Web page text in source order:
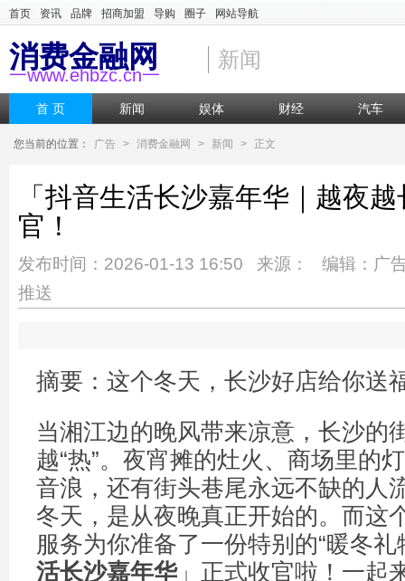
首页 资讯 品牌 招商加盟 导购 圈子 网站导航
消费金融网
一www.ehbzc.cn一
新闻
首 页 新闻 娱体 财经 汽车
您当前的位置： 广告 > 消费金融网 > 新闻 > 正文
「抖音生活长沙嘉年华｜越夜
官！
发布时间：2026-01-13 16:50 来源： 编辑：广
推送
摘要：这个冬天，长沙好店给你送
当湘江边的晚风带来凉意，长沙的
越“热”。夜宵摊的灶火、商场里的
音浪，还有街头巷尾永远不缺的
冬天，是从夜晚真正开始的。而这
服务为你准备了一份特别的“暖冬
活长沙嘉年华」正式收官啦！一起